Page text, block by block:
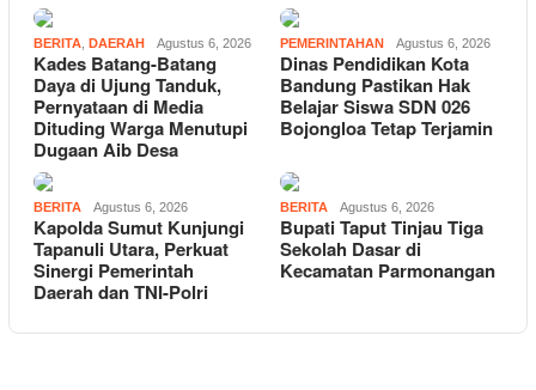
BERITA DAERAH Agustus 6, 2026
Kades Batang-Batang
Daya di Ujung Tanduk,
Pernyataan di Media
Dituding Warga Menutupi
Dugaan Aib Desa
PEMERINTAHAN Agustus 6, 2026
Dinas Pendidikan Kota
Bandung Pastikan Hak
Belajar Siswa SDN 026
Bojongloa Tetap Terjamin
BERITA Agustus 6, 2026
Kapolda Sumut Kunjungi
Tapanuli Utara, Perkuat
Sinergi Pemerintah
Daerah dan TNI-Polri
BERITA Agustus 6, 2026
Bupati Taput Tinjau Tiga
Sekolah Dasar di
Kecamatan Parmonangan